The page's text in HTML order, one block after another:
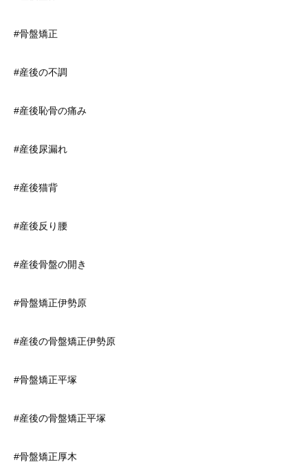
#骨盤矯正
#産後の不調
#産後恥骨の痛み
#産後尿漏れ
#産後猫背
#産後反り腰
#産後骨盤の開き
#骨盤矯正伊勢原
#産後の骨盤矯正伊勢原
#骨盤矯正平塚
#産後の骨盤矯正平塚
#骨盤矯正厚木